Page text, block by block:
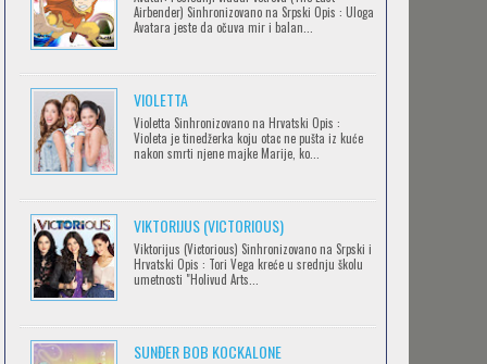
IPAK SE OKREĆE (GALILEO: EPPUR SI
MUOVE)
Feb 12 2023 |Gledaj »
Feb 12 2023 |
SERVAMP
Feb 12 2023 |Gledaj »
Airbender) Sinhronizovano na Srpski Opis : Uloga
Avatara jeste da očuva mir i balan...
VIOLETTA
Violetta Sinhronizovano na Hrvatski Opis :
Violeta je tinedžerka koju otac ne pušta iz kuće
nakon smrti njene majke Marije, ko...
VIKTORIJUS (VICTORIOUS)
Viktorijus (Victorious) Sinhronizovano na Srpski i
Hrvatski Opis : Tori Vega kreće u srednju školu
umetnosti "Holivud Arts...
SUNĐER BOB KOCKALONE